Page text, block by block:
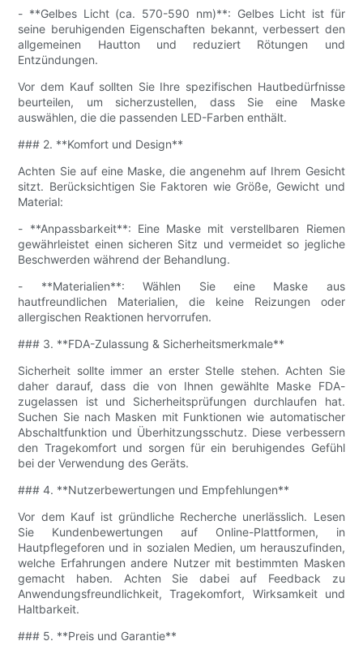
- **Gelbes Licht (ca. 570-590 nm)**: Gelbes Licht ist für
seine beruhigenden Eigenschaften bekannt, verbessert den
allgemeinen Hautton und reduziert Rötungen und
Entzündungen.
Vor dem Kauf sollten Sie Ihre spezifischen Hautbedürfnisse
beurteilen, um sicherzustellen, dass Sie eine Maske
auswählen, die die passenden LED-Farben enthält.
### 2. **Komfort und Design**
Achten Sie auf eine Maske, die angenehm auf Ihrem Gesicht
sitzt. Berücksichtigen Sie Faktoren wie Größe, Gewicht und
Material:
- **Anpassbarkeit**: Eine Maske mit verstellbaren Riemen
gewährleistet einen sicheren Sitz und vermeidet so jegliche
Beschwerden während der Behandlung.
- **Materialien**: Wählen Sie eine Maske aus
hautfreundlichen Materialien, die keine Reizungen oder
allergischen Reaktionen hervorrufen.
### 3. **FDA-Zulassung & Sicherheitsmerkmale**
Sicherheit sollte immer an erster Stelle stehen. Achten Sie
daher darauf, dass die von Ihnen gewählte Maske FDA-
zugelassen ist und Sicherheitsprüfungen durchlaufen hat.
Suchen Sie nach Masken mit Funktionen wie automatischer
Abschaltfunktion und Überhitzungsschutz. Diese verbessern
den Tragekomfort und sorgen für ein beruhigendes Gefühl
bei der Verwendung des Geräts.
### 4. **Nutzerbewertungen und Empfehlungen**
Vor dem Kauf ist gründliche Recherche unerlässlich. Lesen
Sie Kundenbewertungen auf Online-Plattformen, in
Hautpflegeforen und in sozialen Medien, um herauszufinden,
welche Erfahrungen andere Nutzer mit bestimmten Masken
gemacht haben. Achten Sie dabei auf Feedback zu
Anwendungsfreundlichkeit, Tragekomfort, Wirksamkeit und
Haltbarkeit.
### 5. **Preis und Garantie**